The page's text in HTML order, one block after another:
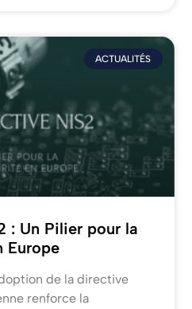
ACTUALITÉS
: Un Pilier pour la
Europe
de la directive
renforce la